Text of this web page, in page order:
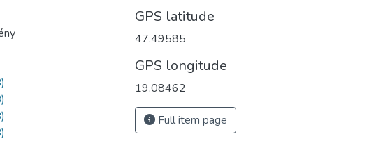
GPS latitude
47.49585
GPS longitude
19.08462
Full item page